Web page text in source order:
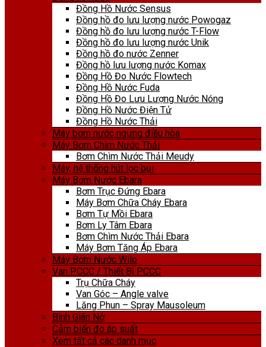
Đồng Hồ Nước Sensus
Đồng hồ đo lưu lượng nước Powogaz
Đồng hồ đo lưu lượng nước T-Flow
Đồng hồ đo lưu lượng nước Unik
Đồng hồ đo nước Zenner
Đồng hồ lưu lượng nước Komax
Đồng Hồ Đo Nước Flowtech
Đồng Hồ Nước Fuda
Đồng Hồ Đo Lưu Lượng Nước Nóng
Đồng Hồ Nước Điện Tử
Đồng Hồ Nước Thải
Máy bơm nước ngưng điều hòa
Máy Bơm Chìm Nước Thải
Bơm Chìm Nước Thải Meudy
Máy, hệ thống hút lọc bụi
Máy Bơm Nước Ebara
Bơm Trục Đứng Ebara
Máy Bơm Chữa Cháy Ebara
Bơm Tự Mồi Ebara
Bơm Ly Tâm Ebara
Bơm Chìm Nước Thải Ebara
Máy Bơm Tăng Áp Ebara
Máy Bơm Nước Wilo
Van PCCC / Thiết Bị PCCC
Trụ Chữa Cháy
Van Góc – Angle valve
Lăng Phun – Spray Mausoleum
Bình Giãn Nở
Cảm biến đo áp suất
Xem tất cả các danh mục